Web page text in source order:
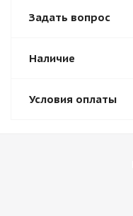
Задать вопрос
Наличие
Условия оплаты